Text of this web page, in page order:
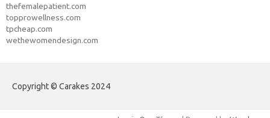
thefemalepatient.com
topprowellness.com
tpcheap.com
wethewomendesign.com
Copyright © Carakes 2024